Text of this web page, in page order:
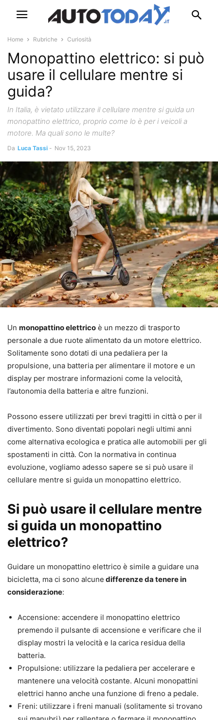
Home Rubriche Curiosità
Monopattino elettrico: si può
usare il cellulare mentre si
guida?
In Italia, è vietato utilizzare il cellulare mentre si guida un
monopattino elettrico, proprio come lo è per i veicoli a
motore. Ma quali sono le multe?
Da Luca Tassi - Nov 15, 2023
Un monopattino elettrico è un mezzo di trasporto
personale a due ruote alimentato da un motore elettrico.
Solitamente sono dotati di una pedaliera per la
propulsione, una batteria per alimentare il motore e un
display per mostrare informazioni come la velocità,
l’autonomia della batteria e altre funzioni.
Possono essere utilizzati per brevi tragitti in città o per il
divertimento. Sono diventati popolari negli ultimi anni
come alternativa ecologica e pratica alle automobili per gli
spostamenti in città. Con la normativa in continua
evoluzione, vogliamo adesso sapere se si può usare il
cellulare mentre si guida un monopattino elettrico.
Si può usare il cellulare mentre
si guida un monopattino
elettrico?
Guidare un monopattino elettrico è simile a guidare una
bicicletta, ma ci sono alcune differenze da tenere in
considerazione:
Accensione: accendere il monopattino elettrico
premendo il pulsante di accensione e verificare che il
display mostri la velocità e la carica residua della
batteria.
Propulsione: utilizzare la pedaliera per accelerare e
mantenere una velocità costante. Alcuni monopattini
elettrici hanno anche una funzione di freno a pedale.
Freni: utilizzare i freni manuali (solitamente si trovano